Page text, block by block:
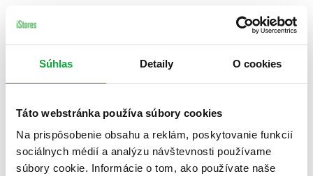
Súhlas Detaily O cookies
Táto webstránka používa súbory cookies
Na prispôsobenie obsahu a reklám, poskytovanie funkcií
sociálnych médií a analýzu návštevnosti používame
súbory cookie. Informácie o tom, ako používate naše